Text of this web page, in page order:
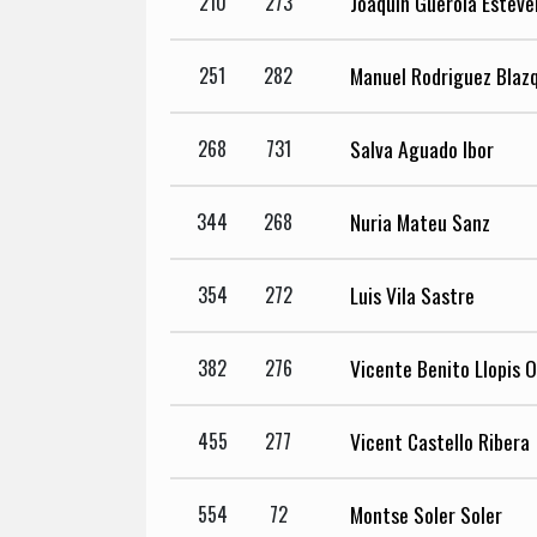
251 282 Manuel Rodriguez
268 731 Salva Aguado Ibor
344 268 Nuria Mateu Sanz
354 272 Luis Vila Sastre
382 276 Vicente Benito Llopis
455 277 Vicent Castello Ribera
554 72 Montse Soler Soler